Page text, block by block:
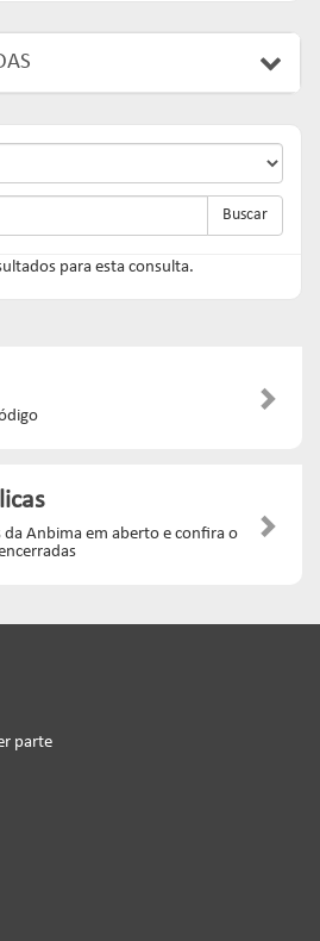
Buscar
para esta consulta.
da Anbima em aberto e confira o
parte